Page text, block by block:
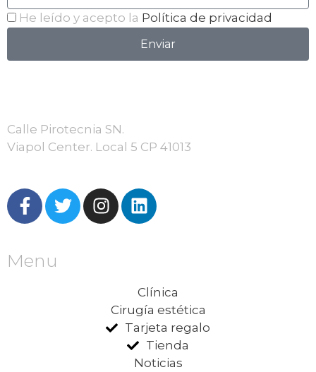
He leído y acepto la Política de privacidad
Enviar
Calle Pirotecnia SN.
Viapol Center. Local 5 CP 41013
Menu
Clínica
Cirugía estética
Tarjeta regalo
Tienda
Noticias